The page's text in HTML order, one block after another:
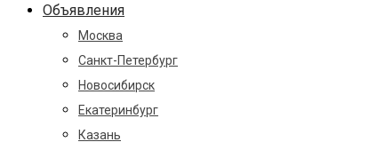
Объявления
Москва
Санкт-Петербург
Новосибирск
Екатеринбург
Казань